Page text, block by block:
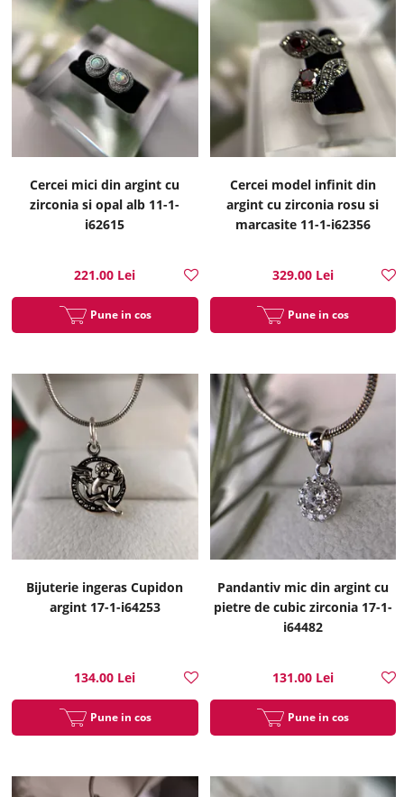
Cercei mici din argint cu
zirconia si opal alb 11-1-
i62615
221.00 Lei
Pune in cos
Cercei model infinit din
argint cu zirconia rosu si
marcasite 11-1-i62356
329.00 Lei
Pune in cos
Bijuterie ingeras Cupidon
argint 17-1-i64253
134.00 Lei
Pune in cos
Pandantiv mic din argint cu
pietre de cubic zirconia 17-1-
i64482
131.00 Lei
Pune in cos